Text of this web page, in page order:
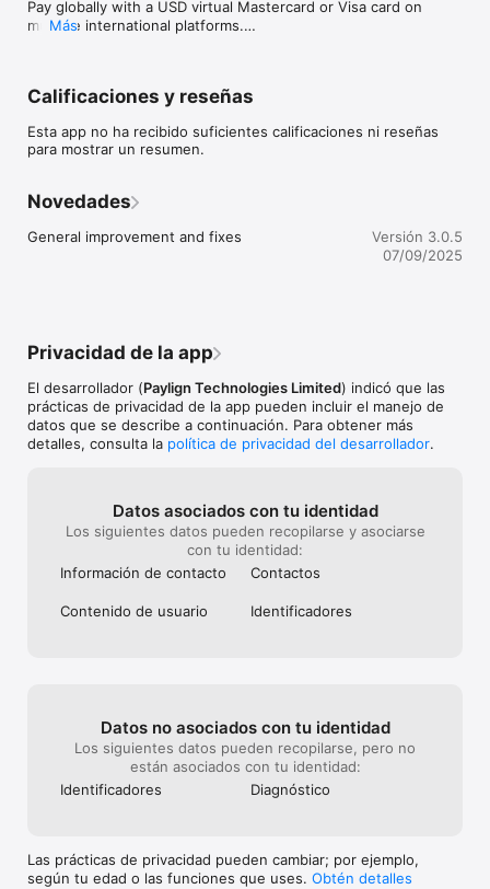
Pay globally with a USD virtual Mastercard or Visa card on
multiple international platforms.
payments globally. Send and receive money from bank
- Get FX Liquidity.
FX liquidity in multiple currencies and carry out global
payments with ease.
- Secured accounts.
- Link: https://paylign.com
- Mail: contact@paylign.com
- Facebook: Like us on Facebook
- Twitter: Follow us on Twitter
Más
Calificaciones y reseñas
Esta app no ha recibido suficientes calificaciones ni reseñas
para mostrar un resumen.
Novedades
General improvement and fixes
Versión 3.0.5
07/09/2025
Privacidad de la app
El desarrollador (Paylign Technologies Limited) indicó que las
prácticas de privacidad de la app pueden incluir el manejo de
datos que se describe a continuación. Para obtener más
detalles, consulta la política de privacidad del desarrollador.
Datos asociados con tu identidad
Los siguientes datos pueden recopilarse y asociarse
con tu identidad:
Información de contacto
Contactos
Contenido de usuario Identificado­res
Datos no asociados con tu identidad
Los siguientes datos pueden recopilarse, pero no
están asociados con tu identidad:
Identificado­res
Diagnóstico
Las prácticas de privacidad pueden cambiar; por ejemplo,
según tu edad o las funciones que uses. Obtén detalles